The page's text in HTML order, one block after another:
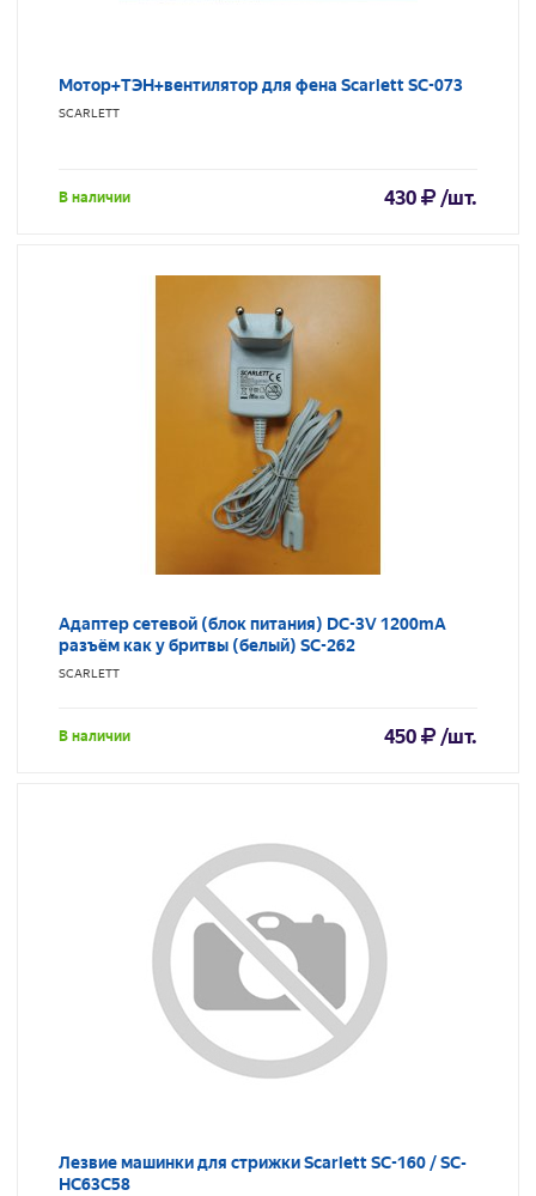
Мотор+ТЭН+вентилятор для фена Scarlett SC-073
SCARLETT
В наличии 430 /шт.
Адаптер сетевой (блок питания) DC-3V 1200mA
разъём как у бритвы (белый) SC-262
SCARLETT
В наличии 450 /шт.
Лезвие машинки для стрижки Scarlett SC-160 / SC-
HC63C58